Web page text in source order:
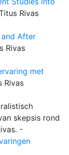
Rivas
and After
Rivas
met
Rivas
skepsis rond
-